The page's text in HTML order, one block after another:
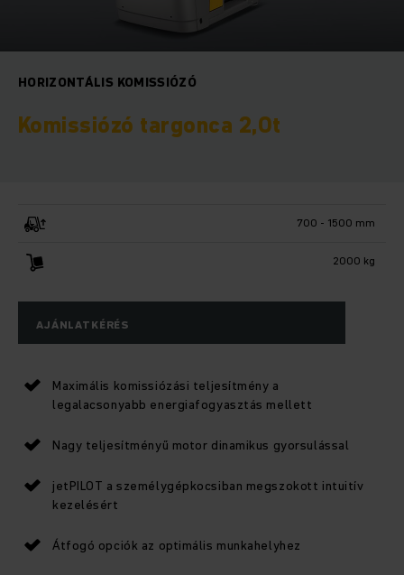
HORIZONTÁLIS KOMISSIÓZÓ
Komissiózó targonca 2,0t
700 - 1500 mm
2000 kg
AJÁNLATKÉRÉS
Maximális komissiózási teljesítmény a
legalacsonyabb energiafogyasztás mellett
Nagy teljesítményű motor dinamikus gyorsulással
jetPILOT a személygépkocsiban megszokott intuitív
kezelésért
Átfogó opciók az optimális munkahelyhez